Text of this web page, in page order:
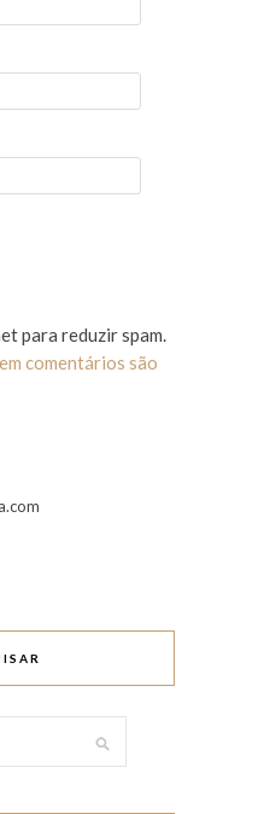
para reduzir spam.
comentários são